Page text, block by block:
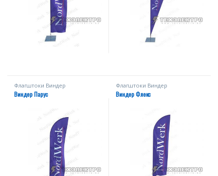
Флагштоки Виндер
Виндер Парус
Флагштоки Виндер
Виндер Флекс